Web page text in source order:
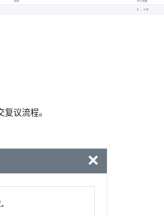
议流程。